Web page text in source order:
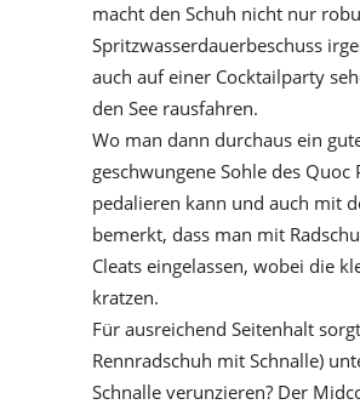
macht den Schuh nicht nur
Spritzwasserdauerbeschuss
auch auf einer Cocktailparty
den See rausfahren.
Wo man dann durchaus ein
geschwungene Sohle des
pedalieren kann und auch mit
bemerkt, dass man mit
Cleats eingelassen, wobei die
kratzen.
Für ausreichend Seitenhalt
Rennradschuh mit Schnalle)
Schnalle verunzieren? Der